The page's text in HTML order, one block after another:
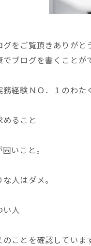
をご覧頂きありがと
ブログを書くことが
経験ＮＯ．１のわた
めること
いこと。
人はダメ。
い人
ことを確認しています